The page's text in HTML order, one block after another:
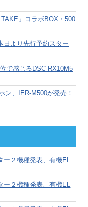
」コラボBOX・500
日より先行予約スター
で感じるDSC-RX10M5
ン、IER-M500が発売！
ー２機種発表、有機EL
ー２機種発表、有機EL